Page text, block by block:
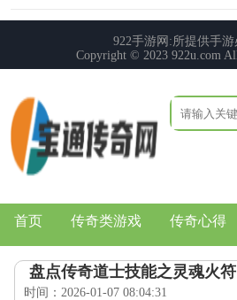
首页 传奇类游戏 传奇心得
盘点传奇道士技能之灵魂火符
时间：2026-01-07 08:04:31